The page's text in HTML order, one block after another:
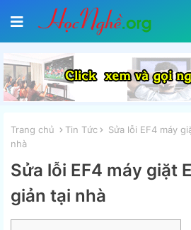
Trang chủ Tin Tức
Sửa lỗi EF4 máy
nhà
Sửa lỗi EF4 máy giặt
giản tại nhà